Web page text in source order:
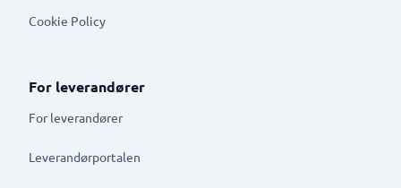
Cookie Policy
For leverandører
For leverandører
Leverandørportalen